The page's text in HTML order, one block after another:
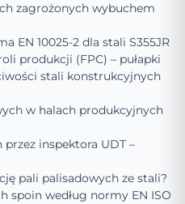
zagrożonych wybuchem
EN 10025-2 dla stali S355JR
produkcji (FPC) – pułapki
stali konstrukcyjnych
w halach produkcyjnych
inspektora UDT –
pali palisadowych ze stali?
spoin według normy EN ISO